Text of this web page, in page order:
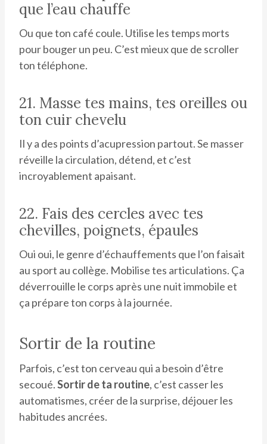
que l’eau chauffe
Ou que ton café coule. Utilise les temps morts
pour bouger un peu. C’est mieux que de scroller
ton téléphone.
21. Masse tes mains, tes oreilles ou
ton cuir chevelu
Il y a des points d’acupression partout. Se masser
réveille la circulation, détend, et c’est
incroyablement apaisant.
22. Fais des cercles avec tes
chevilles, poignets, épaules
Oui oui, le genre d’échauffements que l’on faisait
au sport au collège. Mobilise tes articulations. Ça
déverrouille le corps après une nuit immobile et
ça prépare ton corps à la journée.
Sortir de la routine
Parfois, c’est ton cerveau qui a besoin d’être
secoué.Sortir de ta routine, c’est casser les
automatismes, créer de la surprise, déjouer les
habitudes ancrées.